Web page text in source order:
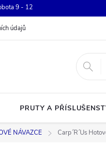
9 - 12
údajů
PRUTY A
NÁVAZCE Carp´R´Us